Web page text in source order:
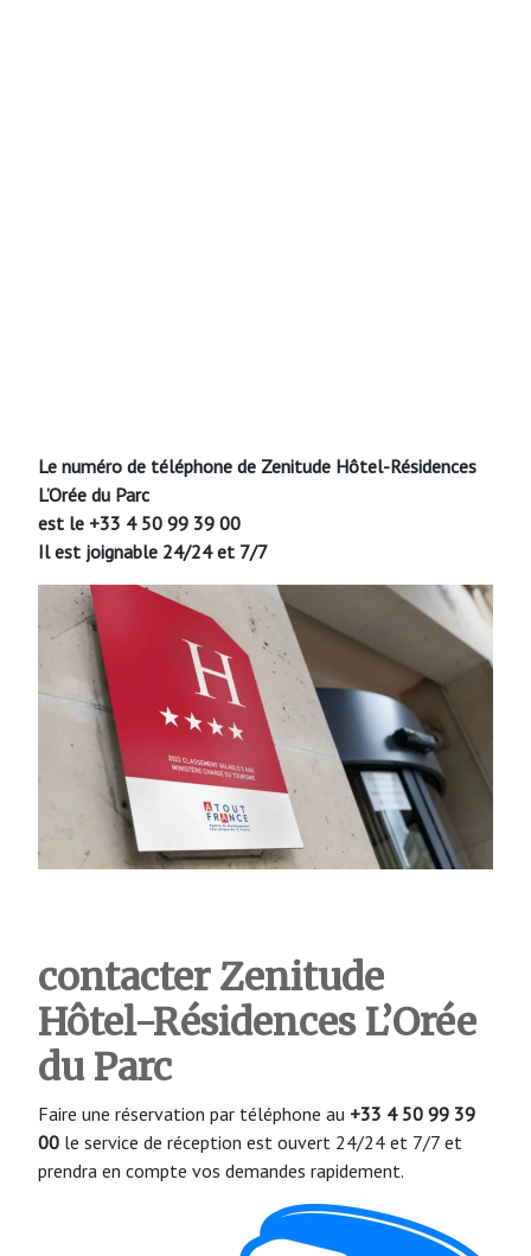
Le numéro de téléphone de Zenitude Hôtel-Résidences
L’Orée du Parc
est le +33 4 50 99 39 00
Il est joignable 24/24 et 7/7
contacter Zenitude
Hôtel-Résidences L’Orée
du Parc
Faire une réservation par téléphone au +33 4 50 99 39
00 le service de réception est ouvert 24/24 et 7/7 et
prendra en compte vos demandes rapidement.